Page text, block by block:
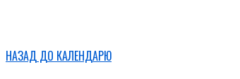
НАЗАД ДО КАЛЕНДАРЮ